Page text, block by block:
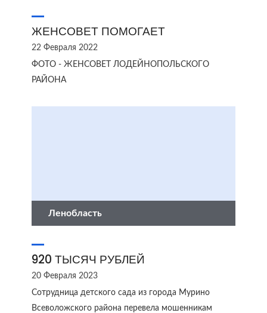
ЖЕНСОВЕТ ПОМОГАЕТ
22 Февраля 2022
ФОТО - ЖЕНСОВЕТ ЛОДЕЙНОПОЛЬСКОГО
РАЙОНА
Ленобласть
920 ТЫСЯЧ РУБЛЕЙ
20 Февраля 2023
Сотрудница детского сада из города Мурино
Всеволожского района перевела мошенникам